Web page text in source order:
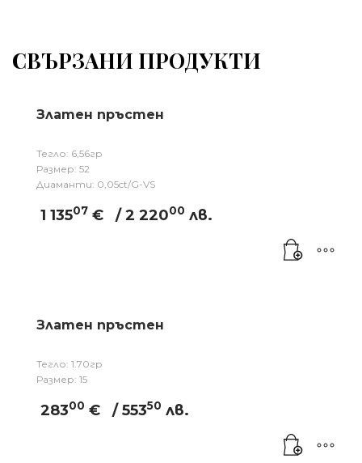
СВЪРЗАНИ ПРОДУКТИ
Златен пръстен
Тегло: 6,56гр
Размер: 52
Диаманти: 0,05ct/G-VS
1 13507 € / 2 22000 лв.
Златен пръстен
Тегло: 1.70гр
Размер: 15
28300 € / 55350 лв.